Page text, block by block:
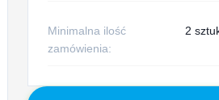
Minimalna ilość
zamówienia:
2